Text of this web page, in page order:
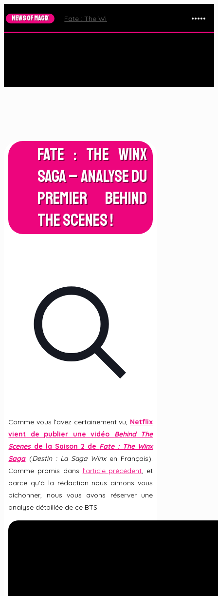
NEWS OF MAGIX Fate : The Winx Saga – Le Trailer de la Saison
Fate : The Winx
Saga – Analyse du
Premier Behind
The Scenes !
Comme vous l’avez certainement vu, Netflix
vient de publier une vidéo Behind The
Scenesde la Saison 2 de Fate : The Winx
Saga(Destin : La Saga Winxen Français).
Comme promis dans l’article précédent, et
parce qu’à la rédaction nous aimons vous
bichonner, nous vous avons réserver une
analyse détaillée de ce BTS !